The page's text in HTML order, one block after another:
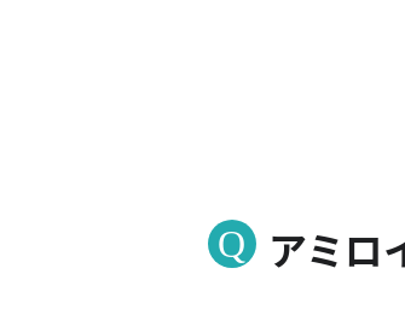
アミロ